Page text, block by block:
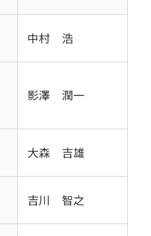
中村 浩
影澤 潤一
大森 吉雄
吉川 智之